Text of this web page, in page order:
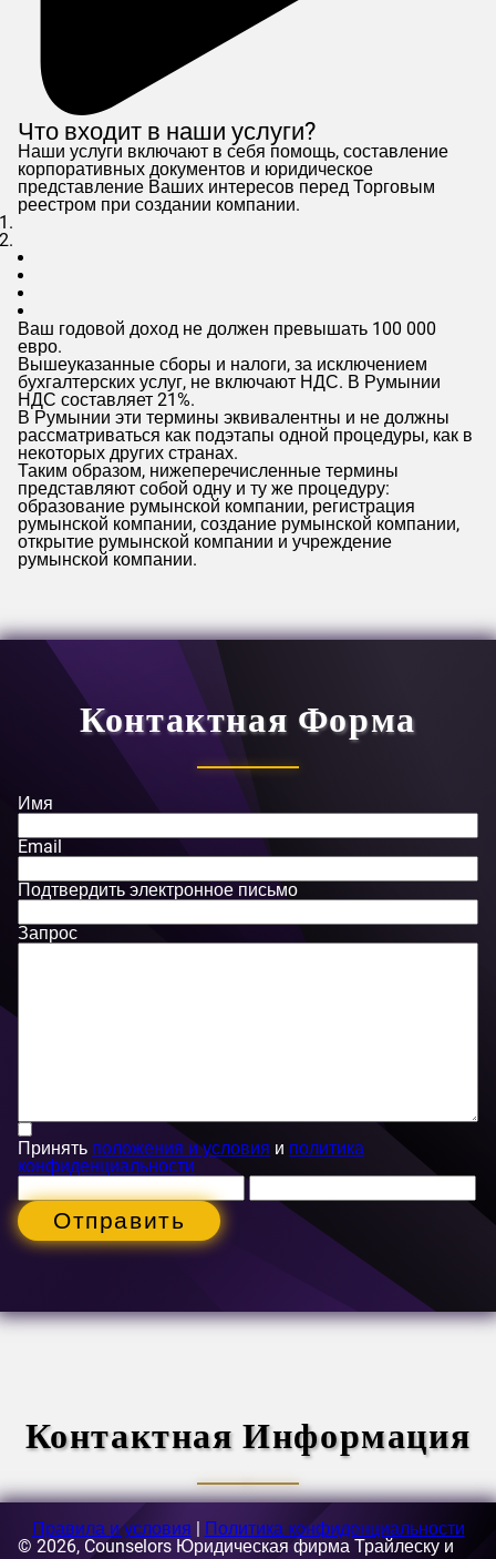
Что входит в наши услуги?
Наши услуги включают в себя помощь, составление
корпоративных документов и юридическое
представление Ваших интересов перед Торговым
реестром при создании компании.
Ваш годовой доход не должен превышать 100 000
евро.
Вышеуказанные сборы и налоги, за исключением
бухгалтерских услуг, не включают НДС. В Румынии
НДС составляет 21%.
В Румынии эти термины эквивалентны и не должны
рассматриваться как подэтапы одной процедуры, как в
некоторых других странах.
Таким образом, нижеперечисленные термины
представляют собой одну и ту же процедуру:
образование румынской компании, регистрация
румынской компании, создание румынской компании,
открытие румынской компании и учреждение
румынской компании.
Контактная Форма
Имя
Email
Подтвердить электронное письмо
Запрос
Принять положения и условия и политика
конфиденциальности
Отправить
Контактная Информация
Правила и условия | Политика конфиденциальности
© 2026, Counselors Юридическая фирма Трайлеску и